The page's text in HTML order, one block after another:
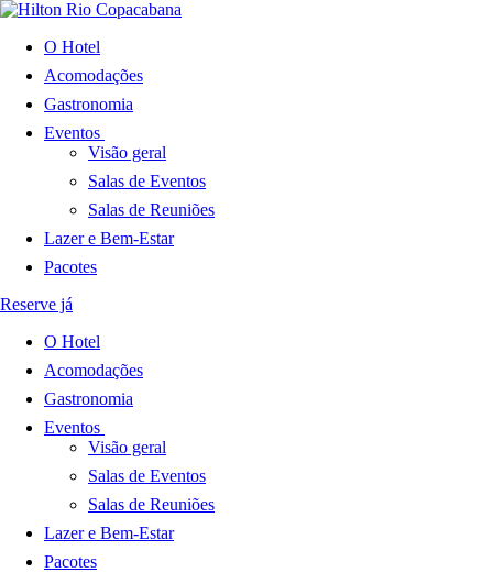
O Hotel
Acomodações
Gastronomia
Eventos
Visão geral
Salas de Eventos
Salas de Reuniões
Lazer e Bem-Estar
Pacotes
Reserve já
O Hotel
Acomodações
Gastronomia
Eventos
Visão geral
Salas de Eventos
Salas de Reuniões
Lazer e Bem-Estar
Pacotes